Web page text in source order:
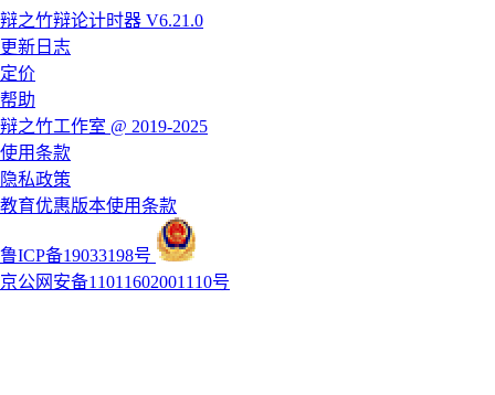
辩之竹辩论计时器 V6.21.0
更新日志
定价
帮助
辩之竹工作室 @ 2019-2025
使用条款
隐私政策
教育优惠版本使用条款
鲁ICP备19033198号
京公网安备11011602001110号